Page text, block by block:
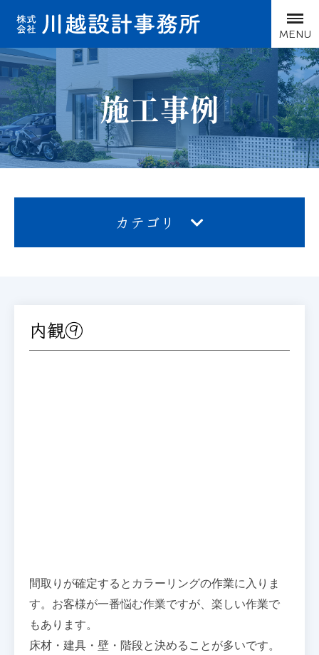
MENU
施工事例
カテゴリ
内観⑨
間取りが確定するとカラーリングの作業に入りま
す。お客様が一番悩む作業ですが、楽しい作業で
もあります。
床材・建具・壁・階段と決めることが多いです。